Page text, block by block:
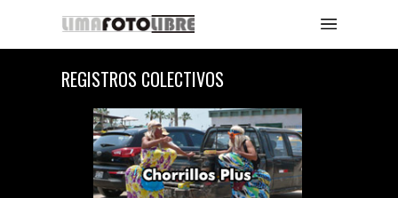
REGISTROS COLECTIVOS